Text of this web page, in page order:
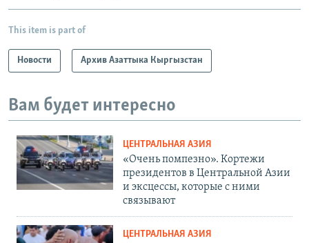
This item is part of
Новости Архив Азаттыка Кыргызстан
Вам будет интересно
ЦЕНТРАЛЬНАЯ АЗИЯ
«Очень помпезно». Кортежи
президентов в Центральной Азии
и эксцессы, которые с ними
связывают
ЦЕНТРАЛЬНАЯ АЗИЯ